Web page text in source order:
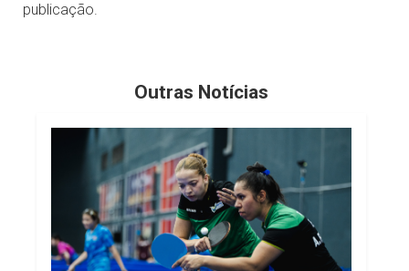
publicação.
Outras Notícias